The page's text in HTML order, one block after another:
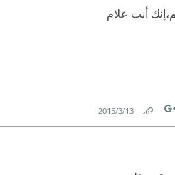
أنت علام
Link
13‏/3‏/2015